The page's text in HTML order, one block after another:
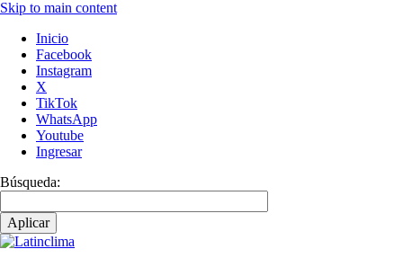
Skip to main content
Inicio
Facebook
Instagram
X
TikTok
WhatsApp
Youtube
Ingresar
Búsqueda: